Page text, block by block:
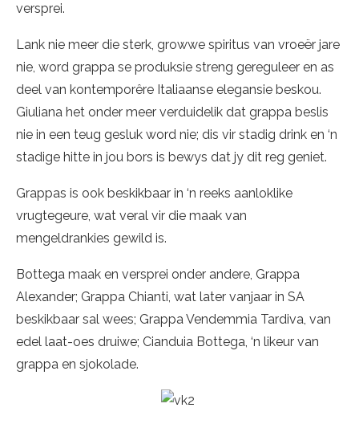
versprei.
Lank nie meer die sterk, growwe spiritus van vroeër jare
nie, word grappa se produksie streng gereguleer en as
deel van kontemporêre Italiaanse elegansie beskou.
Giuliana het onder meer verduidelik dat grappa beslis
nie in een teug gesluk word nie; dis vir stadig drink en ‘n
stadige hitte in jou bors is bewys dat jy dit reg geniet.
Grappas is ook beskikbaar in ‘n reeks aanloklike
vrugtegeure, wat veral vir die maak van
mengeldrankies gewild is.
Bottega maak en versprei onder andere, Grappa
Alexander; Grappa Chianti, wat later vanjaar in SA
beskikbaar sal wees; Grappa Vendemmia Tardiva, van
edel laat-oes druiwe; Cianduia Bottega, ‘n likeur van
grappa en sjokolade.